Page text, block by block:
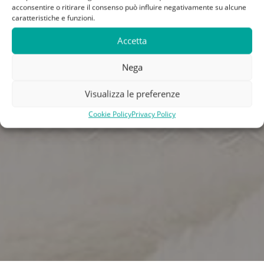
acconsentire o ritirare il consenso può influire negativamente su alcune
caratteristiche e funzioni.
Accetta
Nega
Visualizza le preferenze
Cookie PolicyPrivacy Policy